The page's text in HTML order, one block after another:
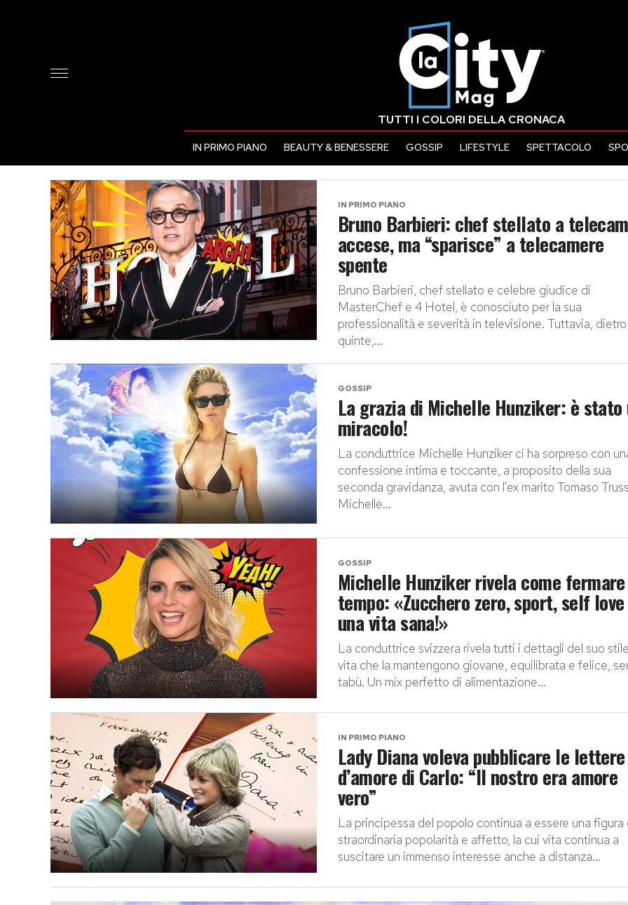
TUTTI I COLORI DELLA CRONACA
IN PRIMO PIANO BEAUTY & BENESSERE GOSSIP LIFESTYLE SPETTACOLO
IN PRIMO PIANO
Bruno Barbieri: chef stellato a
accese, ma “sparisce” a telecamere
spente
Bruno Barbieri, chef stellato e celebre giudice di
MasterChef e 4 Hotel, è conosciuto per la sua
professionalità e severità in televisione. Tuttavia,
quinte,...
GOSSIP
La grazia di Michelle Hunziker: è stato
miracolo!
La conduttrice Michelle Hunziker ci ha sorpreso con
confessione intima e toccante, a proposito della sua
seconda gravidanza, avuta con l'ex marito Tomaso
Michelle...
GOSSIP
Michelle Hunziker rivela come
tempo: «Zucchero zero, sport, self
una vita sana!»
La conduttrice svizzera rivela tutti i dettagli del suo
vita che la mantengono giovane, equilibrata e felice,
tabù. Un mix perfetto di alimentazione...
IN PRIMO PIANO
Lady Diana voleva pubblicare le lettere
d’amore di Carlo: “Il nostro era amore
vero”
La principessa del popolo continua a essere una figura
straordinaria popolarità e affetto, la cui vita continua a
suscitare un immenso interesse anche a distanza...